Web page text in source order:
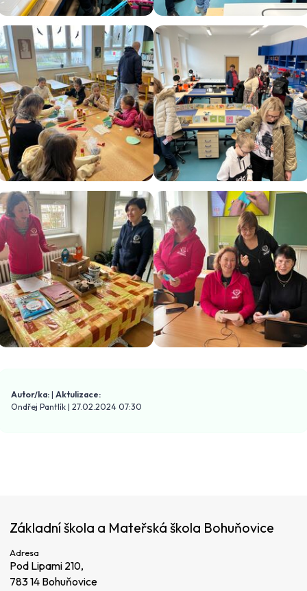
Autor/ka:| Aktulizace:
Ondřej Pantlík| 27.02.2024 07:30
Základní škola a Mateřská škola Bohuňovice
Adresa
Pod Lipami 210,
783 14 Bohuňovice